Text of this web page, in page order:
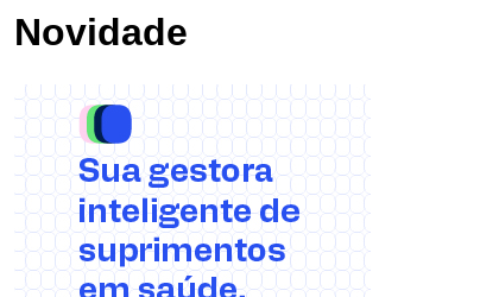
Novidade